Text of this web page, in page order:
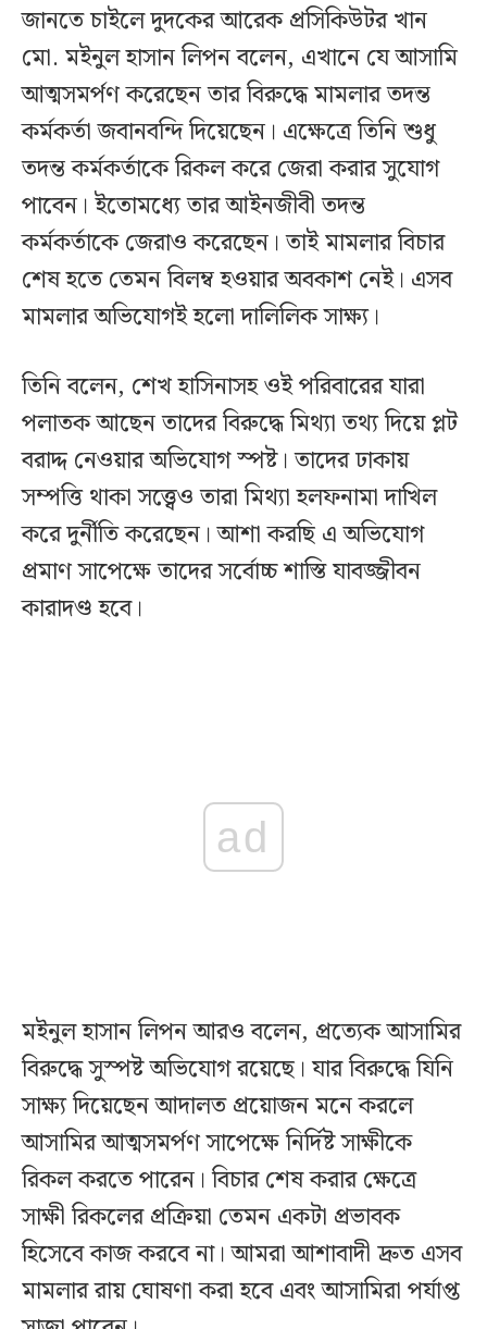
জানতে চাইলে দুদকের আরেক প্রসিকিউটর খান
মো. মইনুল হাসান লিপন বলেন, এখানে যে আসামি
আত্মসমর্পণ করেছেন তার বিরুদ্ধে মামলার তদন্ত
কর্মকর্তা জবানবন্দি দিয়েছেন। এক্ষেত্রে তিনি শুধু
তদন্ত কর্মকর্তাকে রিকল করে জেরা করার সুযোগ
পাবেন। ইতোমধ্যে তার আইনজীবী তদন্ত
কর্মকর্তাকে জেরাও করেছেন। তাই মামলার বিচার
শেষ হতে তেমন বিলম্ব হওয়ার অবকাশ নেই। এসব
মামলার অভিযোগই হলো দালিলিক সাক্ষ্য।
তিনি বলেন, শেখ হাসিনাসহ ওই পরিবারের যারা
পলাতক আছেন তাদের বিরুদ্ধে মিথ্যা তথ্য দিয়ে প্লট
বরাদ্দ নেওয়ার অভিযোগ স্পষ্ট। তাদের ঢাকায়
সম্পত্তি থাকা সত্ত্বেও তারা মিথ্যা হলফনামা দাখিল
করে দুর্নীতি করেছেন। আশা করছি এ অভিযোগ
প্রমাণ সাপেক্ষে তাদের সর্বোচ্চ শাস্তি যাবজ্জীবন
কারাদণ্ড হবে।
ad
মইনুল হাসান লিপন আরও বলেন, প্রত্যেক আসামির
বিরুদ্ধে সুস্পষ্ট অভিযোগ রয়েছে। যার বিরুদ্ধে যিনি
সাক্ষ্য দিয়েছেন আদালত প্রয়োজন মনে করলে
আসামির আত্মসমর্পণ সাপেক্ষে নির্দিষ্ট সাক্ষীকে
রিকল করতে পারেন। বিচার শেষ করার ক্ষেত্রে
সাক্ষী রিকলের প্রক্রিয়া তেমন একটা প্রভাবক
হিসেবে কাজ করবে না। আমরা আশাবাদী দ্রুত এসব
মামলার রায় ঘোষণা করা হবে এবং আসামিরা পর্যাপ্ত